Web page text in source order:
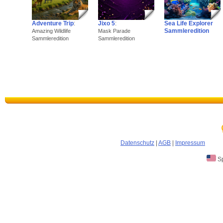
Adventure Trip:
Amazing Wildlife
Sammleredition
Jixo 5:
Mask Parade
Sammleredition
Sea Life Explorer
Sammleredition
Datenschutz AGB Impressum